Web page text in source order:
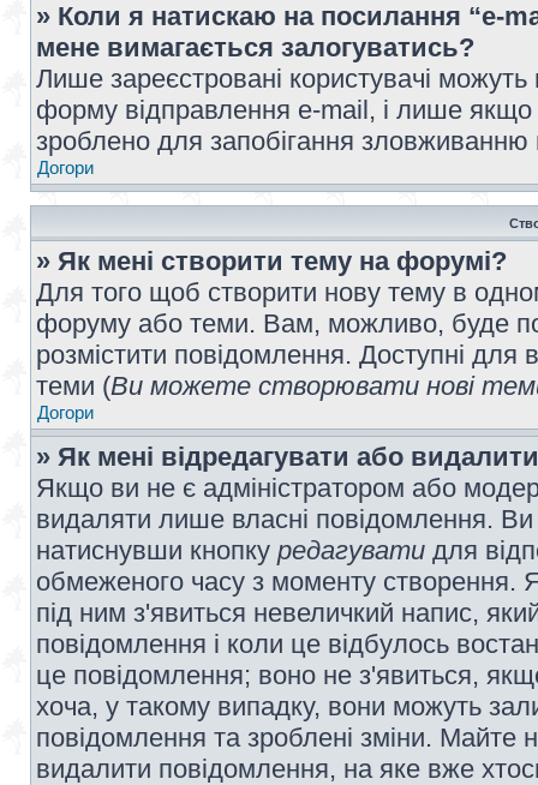
» Коли я натискаю на посилання “e-
мене вимагається залогуватись?
Лише зареєстровані користувачі
форму відправлення e-mail, і лише
зроблено для запобігання
Догори
» Як мені створити тему на форумі?
Для того щоб створити нову тему в
форуму або теми. Вам, можливо, буде
розмістити повідомлення. Доступні для
теми (Ви можете створювати нові
Догори
» Як мені відредагувати або
Якщо ви не є адміністратором або
видаляти лише власні повідомлення.
натиснувши кнопку редагувати для
обмеженого часу з моменту створення.
під ним з'явиться невеличкий напис,
повідомлення і коли це відбулось
це повідомлення; воно не з'явиться,
хоча, у такому випадку, вони можуть
повідомлення та зроблені зміни. Майте
видалити повідомлення, на яке вже